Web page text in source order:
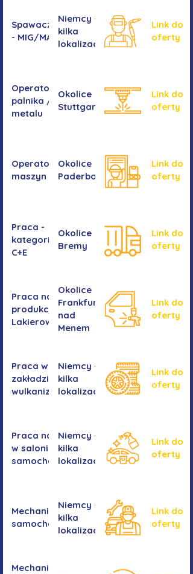
Spawacz/spawaczka
- MIG/MAG/TIG
Niemcy -
kilka
lokalizacji
Link do
oferty
Operator/operatorka
palnika / Cięcie
metalu
Okolice
Stuttgartu
Link do
oferty
Operator/operatorka
maszyn CNC
Okolice
Paderborn
Link do
oferty
Praca -
kategoria
C+E
Okolice
Bremy
Link do
oferty
Praca na
produkcji -
Lakierowanie
Okolice
Frankfurtu
nad
Menem
Link do
oferty
Praca w
zakładzie
wulkanizacyjnym
Niemcy -
kilka
lokalizacji
Link do
oferty
Praca na myjni
w salonie
samochodowym
Niemcy -
kilka
lokalizacji
Link do
oferty
Mechanika
samochodowa
Niemcy -
kilka
lokalizacji
Link do
oferty
Mechanika